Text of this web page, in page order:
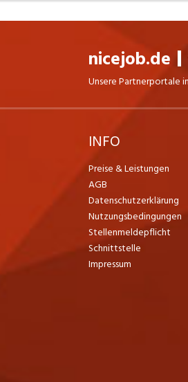
nicejob.de
Unsere Partnerportale
INFO
Preise & Leistungen
AGB
Datenschutzerklärung
Nutzungsbedingungen
Stellenmeldepflicht
Schnittstelle
Impressum